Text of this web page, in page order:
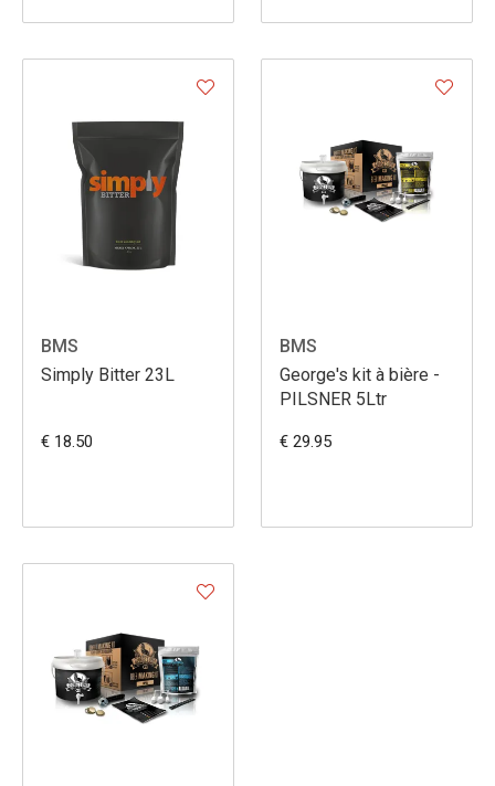
BMS
Simply Bitter 23L
€ 18.50
BMS
George's kit à bière -
PILSNER 5Ltr
€ 29.95